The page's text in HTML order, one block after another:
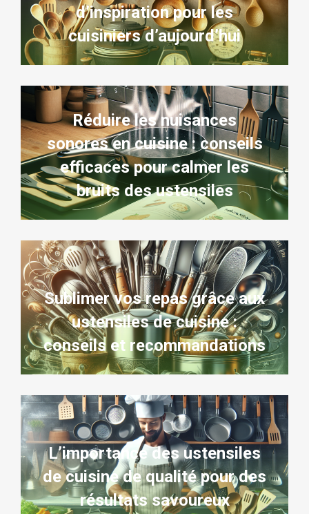
d’inspiration pour les
cuisiniers d’aujourd’hui
Réduire les nuisances
sonores en cuisine : conseils
efficaces pour calmer les
bruits des ustensiles
Sublimer vos repas grâce aux
ustensiles de cuisine :
conseils et recommandations
L’importance des ustensiles
de cuisine de qualité pour des
résultats savoureux